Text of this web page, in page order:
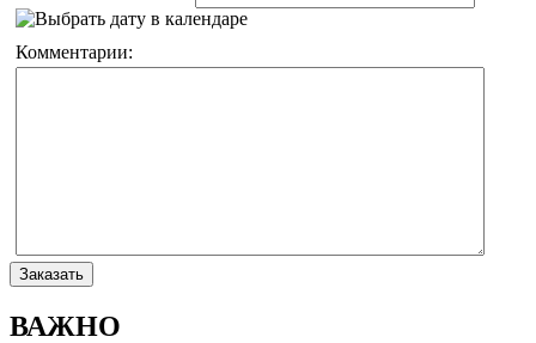
Комментарии:
ВАЖНО